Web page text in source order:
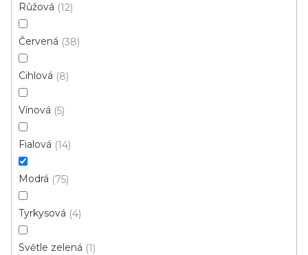
Řadit podle:
Růžová 12
Červená 38
Cihlová 8
Vínová 5
Fialová 14
Modrá 75
Tyrkysová 4
Světle zelená 1